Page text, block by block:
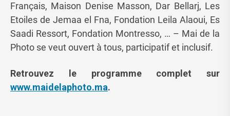
Français, Maison Denise Masson, Dar Bellarj, Les
Etoiles de Jemaa el Fna, Fondation Leila Alaoui, Es
Saadi Ressort, Fondation Montresso, … – Mai de la
Photo se veut ouvert à tous, participatif et inclusif.
Retrouvez le programme complet sur
www.maidelaphoto.ma.